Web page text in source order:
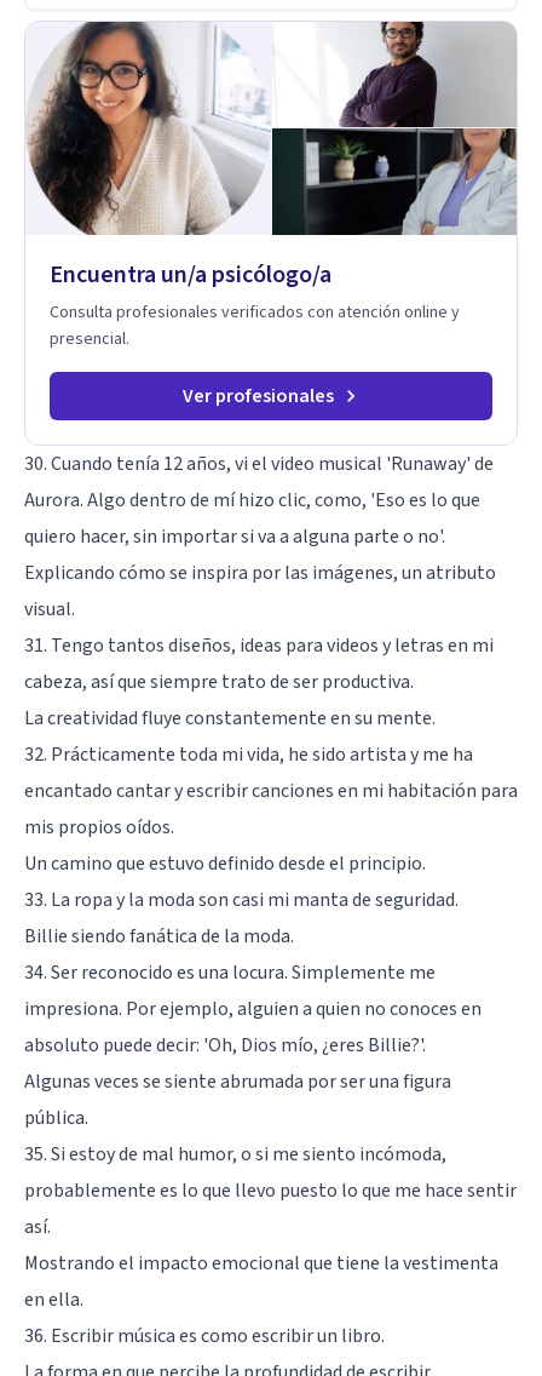
Encuentra un/a psicólogo/a
Consulta profesionales verificados con atención online y
presencial.
Ver profesionales
30. Cuando tenía 12 años, vi el video musical 'Runaway' de
Aurora. Algo dentro de mí hizo clic, como, 'Eso es lo que
quiero hacer, sin importar si va a alguna parte o no'.
Explicando cómo se inspira por las imágenes, un atributo
visual.
31. Tengo tantos diseños, ideas para videos y letras en mi
cabeza, así que siempre trato de ser productiva.
La creatividad fluye constantemente en su mente.
32. Prácticamente toda mi vida, he sido artista y me ha
encantado cantar y escribir canciones en mi habitación para
mis propios oídos.
Un camino que estuvo definido desde el principio.
33. La ropa y la moda son casi mi manta de seguridad.
Billie siendo fanática de la moda.
34. Ser reconocido es una locura. Simplemente me
impresiona. Por ejemplo, alguien a quien no conoces en
absoluto puede decir: 'Oh, Dios mío, ¿eres Billie?'.
Algunas veces se siente abrumada por ser una figura
pública.
35. Si estoy de mal humor, o si me siento incómoda,
probablemente es lo que llevo puesto lo que me hace sentir
así.
Mostrando el impacto emocional que tiene la vestimenta
en ella.
36. Escribir música es como escribir un libro.